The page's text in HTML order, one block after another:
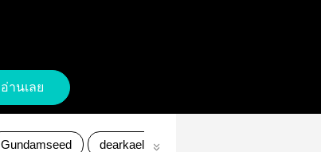
อ่านเลย
Gundamseed dearkaelsman